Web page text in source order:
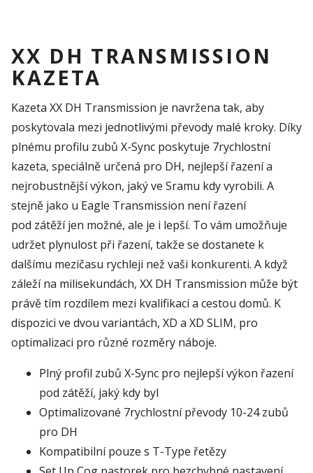
XX DH TRANSMISSION
KAZETA
Kazeta XX DH Transmission je navržena tak, aby
poskytovala mezi jednotlivými převody malé kroky. Díky
plnému profilu zubů X-Sync poskytuje 7rychlostní
kazeta, speciálně určená pro DH, nejlepší řazení a
nejrobustnější výkon, jaký ve Sramu kdy vyrobili. A
stejně jako u Eagle Transmission není řazení
pod zátěží jen možné, ale je i lepší. To vám umožňuje
udržet plynulost při řazení, takže se dostanete k
dalšímu mezičasu rychleji než vaši konkurenti. A když
záleží na milisekundách, XX DH Transmission může být
právě tím rozdílem mezi kvalifikací a cestou domů. K
dispozici ve dvou variantách, XD a XD SLIM, pro
optimalizaci pro různé rozměry náboje.
Plný profil zubů X-Sync pro nejlepší výkon řazení
pod zátěží, jaký kdy byl
Optimalizované 7rychlostní převody 10-24 zubů
pro DH
Kompatibilní pouze s T-Type řetězy